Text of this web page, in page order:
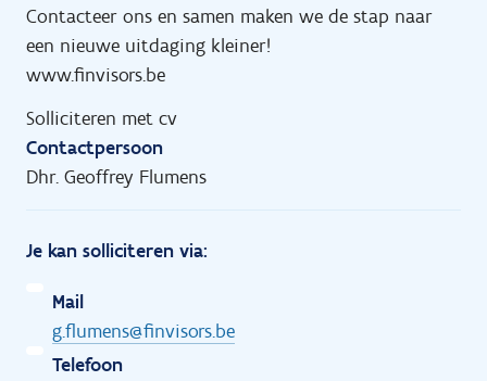
Contacteer ons en samen maken we de stap naar
een nieuwe uitdaging kleiner!
www.finvisors.be
Solliciteren met cv
Contactpersoon
Dhr. Geoffrey Flumens
Je kan solliciteren via:
Mail
g.flumens@finvisors.be
Telefoon